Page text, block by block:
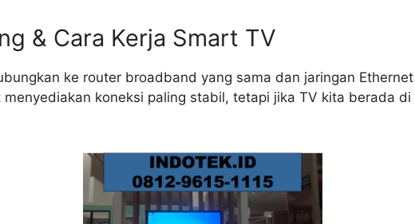
& Cara Kerja Smart TV
ke router broadband yang sama dan jaringan
koneksi paling stabil, tetapi jika TV kita berada